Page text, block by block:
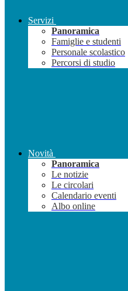
Servizi
Panoramica
Famiglie e studenti
Personale scolastico
Percorsi di studio
Novità
Panoramica
Le notizie
Le circolari
Calendario eventi
Albo online